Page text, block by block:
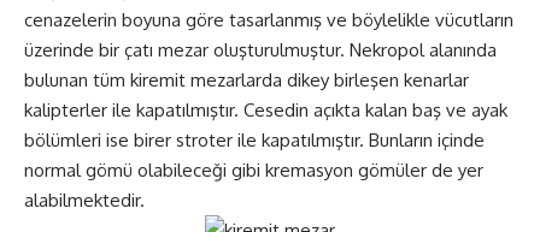
cenazelerin boyuna göre tasarlanmış ve böylelikle vücutların
üzerinde bir çatı mezar oluşturulmuştur. Nekropol alanında
bulunan tüm kiremit mezarlarda dikey birleşen kenarlar
kalipterler ile kapatılmıştır. Cesedin açıkta kalan baş ve ayak
bölümleri ise birer stroter ile kapatılmıştır. Bunların içinde
normal gömü olabileceği gibi kremasyon gömüler de yer
alabilmektedir.